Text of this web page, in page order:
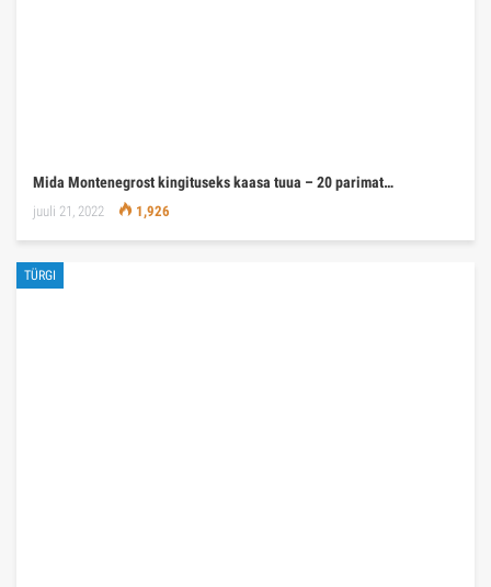
Mida Montenegrost kingituseks kaasa tuua – 20 parimat…
juuli 21, 2022 1,926
TÜRGI